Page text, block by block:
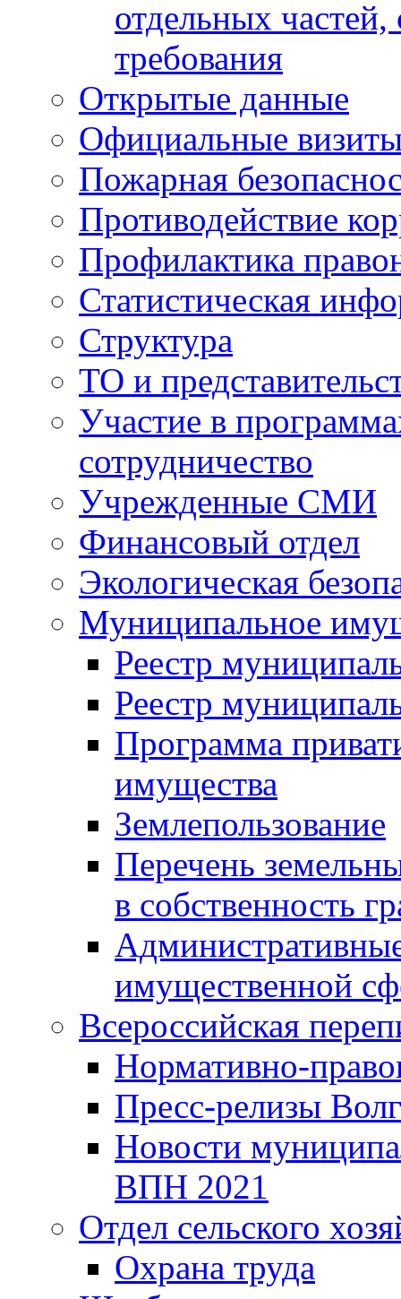
отдельных
требования
Открытые данные
Официальные
Пожарная
Противодействие
Профилактика
Статистическая
Структура
ТО и
Участие в
сотрудничество
Учрежденные СМИ
Финансовый отдел
Экологическая
Муниципальное
Реестр
Реестр
Программа
имущества
Землепользование
Перечень
в собственность
имущественной
Всероссийская
Нормативно-
Пресс-релизы
Новости
ВПН 2021
Отдел сельского
Охрана труда